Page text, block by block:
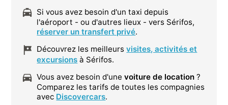
Si vous avez besoin d'un taxi depuis
l'aéroport - ou d'autres lieux - vers Sérifos,
réserver un transfert privé.
Découvrez les meilleursvisites, activités et
excursions à Sérifos.
Vous avez besoin d'unevoiture de location ?
Comparez les tarifs de toutes les compagnies
avec Discovercars.